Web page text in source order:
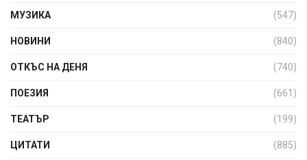
МУЗИКА (547)
НОВИНИ (840)
ОТКЪС НА ДЕНЯ (740)
ПОЕЗИЯ (661)
ТЕАТЪР (199)
ЦИТАТИ (885)